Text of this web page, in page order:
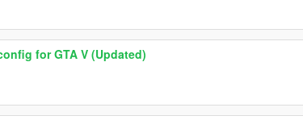
for GTA V (Updated)